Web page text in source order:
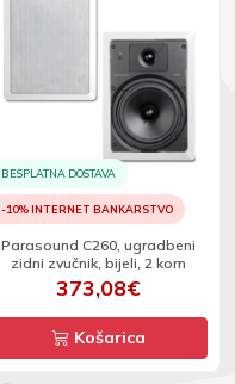
BESPLATNA DOSTAVA
-10% INTERNET BANKARSTVO
Parasound C260, ugradbeni
zidni zvučnik, bijeli, 2 kom
373,08€
Košarica